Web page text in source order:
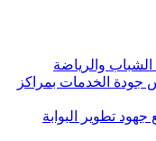
والرياضة
جودة الخدمات بمراكز
جهود تطوير البوابة